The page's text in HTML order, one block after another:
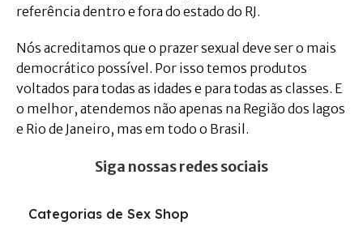
referência dentro e fora do estado do RJ.
Nós acreditamos que o prazer sexual deve ser o mais
democrático possível. Por isso temos produtos
voltados para todas as idades e para todas as classes. E
o melhor, atendemos não apenas na Região dos lagos
e Rio de Janeiro, mas em todo o Brasil.
Siga nossas redes sociais
Categorias de Sex Shop